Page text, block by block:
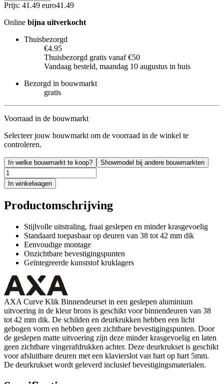
Prijs: 41.49 euro41 .49
Online bijna uitverkocht
Thuisbezorgd
€4.95
Thuisbezorgd gratis vanaf €50
Vandaag besteld, maandag 10 augustus in huis
Bezorgd in bouwmarkt
gratis
Voorraad in de bouwmarkt
Selecteer jouw bouwmarkt om de voorraad in de winkel te
controleren.
In welke bouwmarkt te koop? Showmodel bij andere bouwmarkten
In winkelwagen
Productomschrijving
Stijlvolle uitstraling, fraai geslepen en minder krasgevoelig
Standaard toepasbaar op deuren van 38 tot 42 mm dik
Eenvoudige montage
Onzichtbare bevestigingspunten
Geïntegreerde kunststof kruklagers
AXA Curve Klik Binnendeurset in een geslepen aluminium
uitvoering in de kleur brons is geschikt voor binnendeuren van 38
tot 42 mm dik. De schilden en deurkrukken hebben een licht
gebogen vorm en hebben geen zichtbare bevestigingspunten. Door
de geslepen matte uitvoering zijn deze minder krasgevoelig en laten
geen zichtbare vingerafdrukken achter. Deze deurkrukset is geschikt
voor afsluitbare deuren met een klavierslot van hart op hart 5mm.
De deurkrukset wordt geleverd inclusief bevestigingsmaterialen.